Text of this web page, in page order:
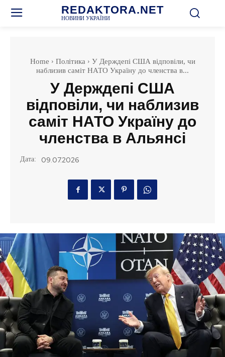
REDAKTORA.NET
НОВИНИ УКРАЇНИ
Home Політика
У Держдепі США відповіли, чи
наблизив саміт НАТО Україну до членства в...
У Держдепі США
відповіли, чи наблизив
саміт НАТО Україну до
членства в Альянсі
Дата: 09.07.2026